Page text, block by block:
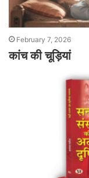
February 7, 2026
कांच की चूड़ियां